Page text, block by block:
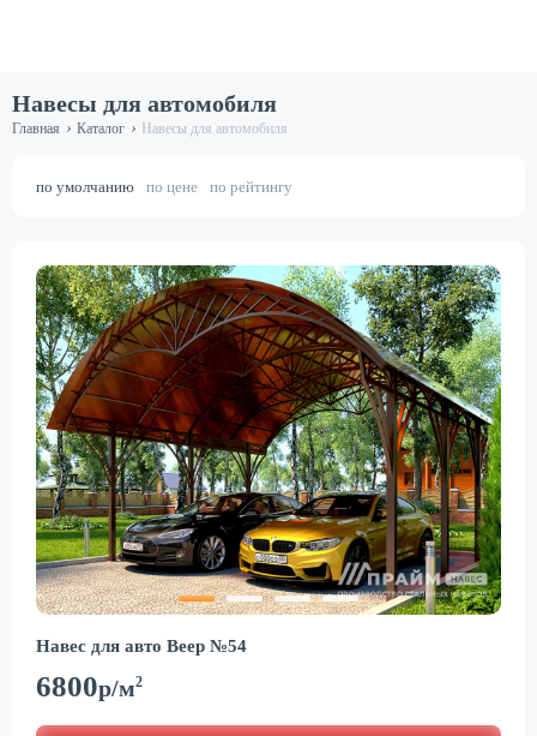
Навесы для автомобиля
Главная › Каталог › Навесы для автомобиля
по умолчанию по цене по рейтингу
Навес для авто Веер №54
6800р/м2